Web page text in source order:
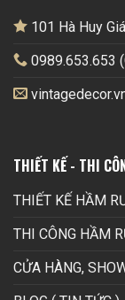
101 Hà Huy
0989.653.653
THIẾT KẾ - THI
THIẾT KẾ HẦM
THI CÔNG HẦM
CỬA HÀNG,